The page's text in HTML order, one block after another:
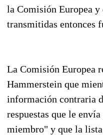
la Comisión Europea
transmitidas entonces
La Comisión Europea
Hammerstein que
información contraria
respuestas que le
miembro" y que la